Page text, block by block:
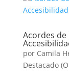
Acordes
por Camila
Destacado